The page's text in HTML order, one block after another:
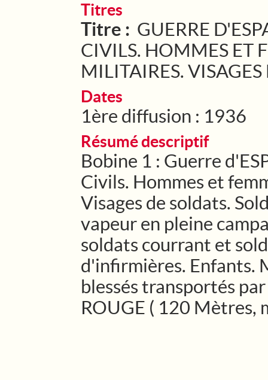
Titres
Titre : GUERRE
CIVILS. HOMMES ET
MILITAIRES. VISAGES
Dates
1ère diffusion : 1936
Résumé descriptif
Bobine 1 : Guerre
Civils. Hommes et
Visages de soldats.
vapeur en pleine
soldats courrant et
d'infirmières. Enfants.
blessés transportés
ROUGE ( 120 Mètres,